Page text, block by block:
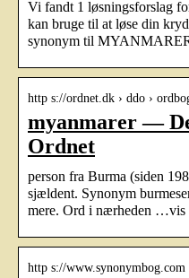
Vi fandt 1 løsningsforslag
kan bruge til at løse din
synonym til
http s://ordnet.dk › ddo ›
myanmarer —
Ordnet
person fra Burma (siden
sjældent. Synonym
mere. Ord i nærheden …vis
http s://www.synonymbog.com